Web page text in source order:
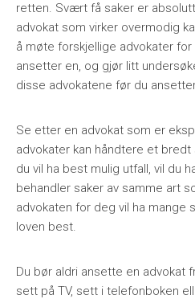
retten. Svært få saker er
advokat som virker overmodig
å møte forskjellige advokater
ansetter en, og gjør litt
disse advokatene før du
Se etter en advokat som er
advokater kan håndtere et bredt
du vil ha best mulig utfall, vil du
behandler saker av samme art
advokaten for deg vil ha mange
loven best.
Du bør aldri ansette en advokat
sett på TV, sett i telefonboken